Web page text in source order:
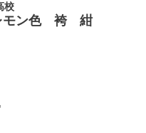
校
モン色 袴 紺